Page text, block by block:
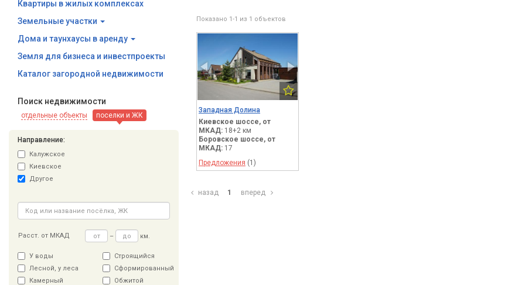
Квартиры в жилых комплексах
Земельные участки
Дома и таунхаусы в аренду
Земля для бизнеса и инвестпроекты
Каталог загородной недвижимости
Поиск недвижимости
отдельные объекты поселки и ЖК
Направление:
Калужское
Киевское
Другое
Расст. от МКАД – км.
У воды
Лесной, у леса
Камерный
Строящийся
Сформированный
Обжитой
Показано 1-1 из 1 объектов
Западная Долина
Киевское шоссе, от
МКАД: 18+2 км
Боровское шоссе, от
МКАД: 17
Предложения (1)
назад 1 вперед